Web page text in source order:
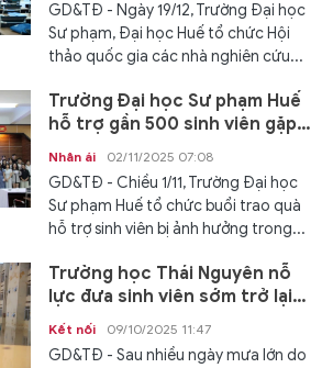
GD&TĐ - Ngày 19/12, Trường Đại học
Sư phạm, Đại học Huế tổ chức Hội
thảo quốc gia các nhà nghiên cứu...
Trường Đại học Sư phạm Huế
hỗ trợ gần 500 sinh viên gặp
khó khăn do lũ lịch sử
Nhân ái 02/11/2025 07:08
GD&TĐ - Chiều 1/11, Trường Đại học
Sư phạm Huế tổ chức buổi trao quà
hỗ trợ sinh viên bị ảnh hưởng trong...
Trường học Thái Nguyên nỗ
lực đưa sinh viên sớm trở lại
học tập an toàn sau lũ lụt
Kết nối 09/10/2025 11:47
GD&TĐ - Sau nhiều ngày mưa lớn do